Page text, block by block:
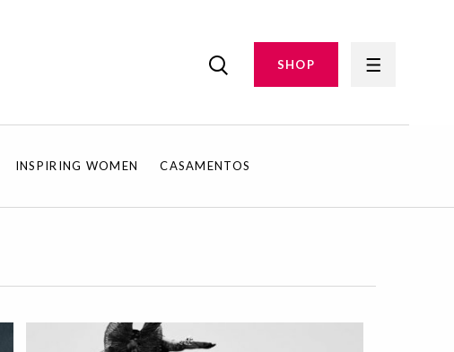
SHOP
INSPIRING WOMEN CASAMENTOS